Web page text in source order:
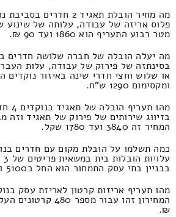
מה מחיר הובלת תאגיד 2 חדרים בסביבת נוקדים?
מטר רבוע התעריף הוא 1860 ועד 90 ₪.
מה יעלה הובלה של חברה שלושה חדרים
בסינתזה של פירוק של עבודה, עלות
ומקסימום 1290 ש"ח.
מהו תעריף הובלה של תאגיד בנוקדים 4 חדרים ומעלה לפחות?
המחיר זה 3840 ועד 1780 שקל.
כמה תשלמו על הובלת מקום עם חדרים
בבניין בתי עסק התמחור הוא החל ב5100 ולא יותר מ7600 שקל.
מהו תעריף אריזות קרטון לאריזת עסק
₪.